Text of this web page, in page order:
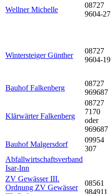
Wellner Michelle
08727
9604-27
Wintersteiger Günther
08727
9604-19
Bauhof Falkenberg
08727
969687
Klärwärter Falkenberg
08727
7170
oder
969687
Bauhof Malgersdorf
09954
307
Abfallwirtschaftsverband
Isar-Inn
ZV Gewässer III.
Ordnung ZV Gewässer
08561
984911